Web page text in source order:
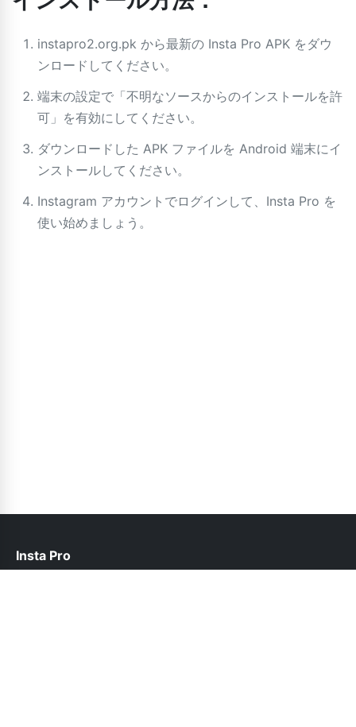
instapro2.org.pk から最新の Insta Pro APK をダウ
ンロードしてください。
端末の設定で「不明なソースからのインストールを許
可」を有効にしてください。
ダウンロードした APK ファイルを Android 端末にイ
ンストールしてください。
Instagram アカウントでログインして、Insta Pro を
使い始めましょう。
Insta Pro